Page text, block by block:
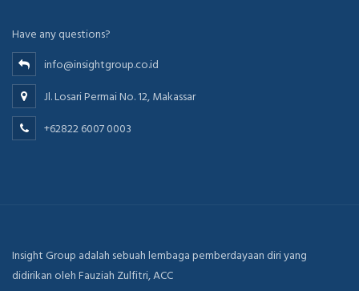
Have any questions?
info@insightgroup.co.id
Jl. Losari Permai No. 12, Makassar
+62822 6007 0003
Insight Group adalah sebuah lembaga pemberdayaan diri yang
didirikan oleh Fauziah Zulfitri, ACC